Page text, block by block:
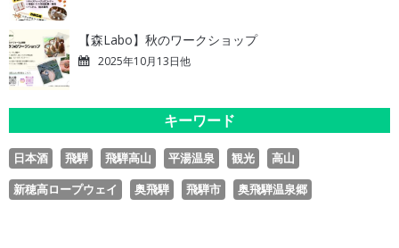
【森Labo】秋のワークショップ
2025年10月13日他
キーワード
日本酒 飛騨 飛騨高山 平湯温泉 観光
高山
新穂高ロープウェイ
奥飛騨 飛騨市 奥飛騨温泉郷